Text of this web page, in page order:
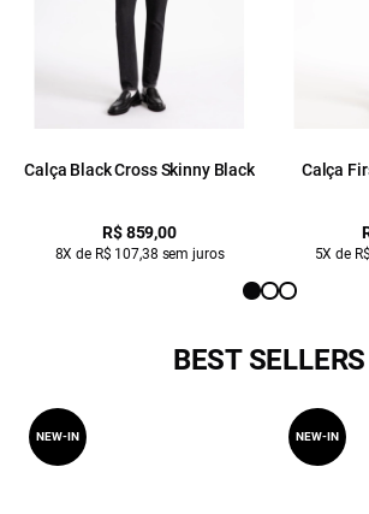
Calça Black Cross Skinny Black
R$ 859,00
8X de R$ 107,38 sem juros
Calça
5X de
BEST SELLERS
NEW-IN NEW-IN